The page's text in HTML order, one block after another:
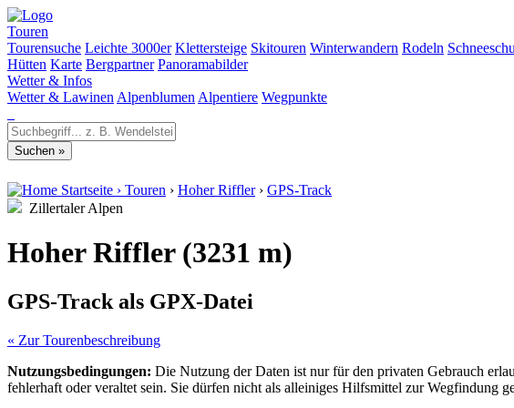
Touren
Tourensuche Leichte 3000er Klettersteige Skitouren Winterwandern Rodeln
Hütten Karte Bergpartner Panoramabilder
Wetter & Infos
Wetter & Lawinen Alpenblumen Alpentiere Wegpunkte
Startseite › Touren › Hoher Riffler › GPS-Track
Zillertaler Alpen
Hoher Riffler (3231 m)
GPS-Track als GPX-Datei
« Zur Tourenbeschreibung
Nutzungsbedingungen: Die Nutzung der Daten ist nur für den privaten Gebrauch
fehlerhaft oder veraltet sein. Sie dürfen nicht als alleiniges Hilfsmittel zur Wegfindung